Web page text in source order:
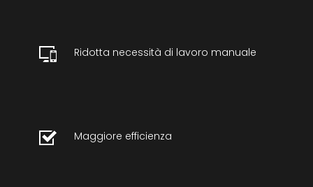
Ridotta necessità di lavoro manuale
Maggiore efficienza